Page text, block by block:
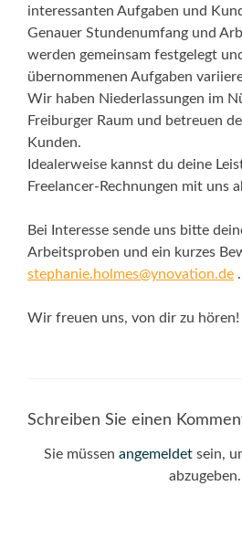
interessanten Aufgaben und
Genauer Stundenumfang und
werden gemeinsam festgelegt
übernommenen Aufgaben
Wir haben Niederlassungen im
Freiburger Raum und betreuen
Kunden.
Idealerweise kannst du deine
Freelancer-Rechnungen mit uns
Bei Interesse sende uns bitte
Arbeitsproben und ein kurzes
stephanie.holmes@ynovation.de .
Wir freuen uns, von dir zu hören!
Schreiben Sie einen
Sie müssen angemeldetsein,
abzugeben.